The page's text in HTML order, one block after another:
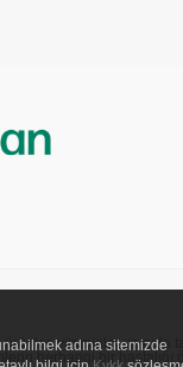
vitaminler ve gıda
herhangi bir
adına sitemizde